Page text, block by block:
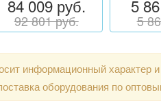
84 009 руб.
92 801 руб.
5
5
информационный
оборудования по